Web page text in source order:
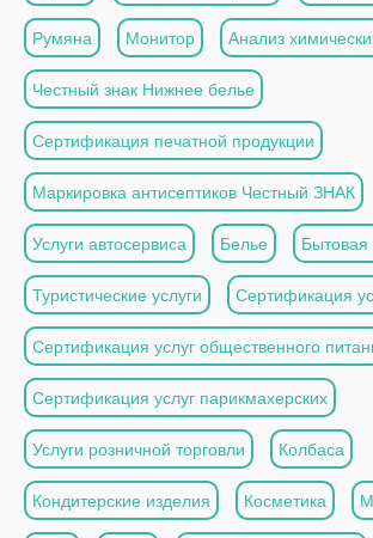
Румяна Монитор Анализ
Честный знак Нижнее белье
Сертификация печатной продукции
Маркировка антисептиков Честный ЗНАК
Услуги автосервиса Белье
Туристические услуги Сертификация
Сертификация услуг общественного
Сертификация услуг парикмахерских
Услуги розничной торговли Колбаса
Кондитерские изделия Косметика